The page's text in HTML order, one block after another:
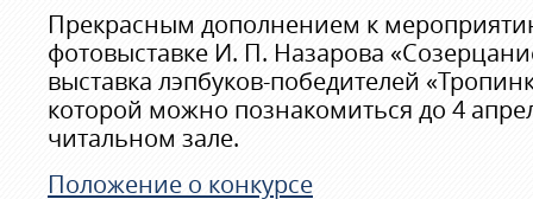
Прекрасным дополнением к
фотовыставке И. П. Назарова
выставка лэпбуков-победителей
которой можно познакомиться до 4
читальном зале.
Положение о конкурсе